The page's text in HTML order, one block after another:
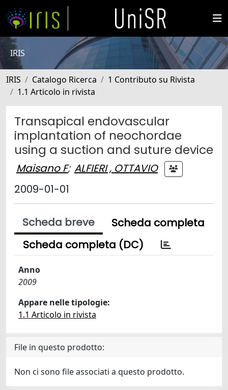
IRIS
IRIS Catalogo Ricerca
1 Contributo su Rivista
1.1 Articolo in rivista
Transapical endovascular
implantation of neochordae
using a suction and suture device
Maisano F; ALFIERI , OTTAVIO
2009-01-01
Scheda breve
Scheda completa
Scheda completa (DC)
Anno
2009
Appare nelle tipologie:
1.1 Articolo in rivista
File in questo prodotto:
Non ci sono file associati a questo prodotto.